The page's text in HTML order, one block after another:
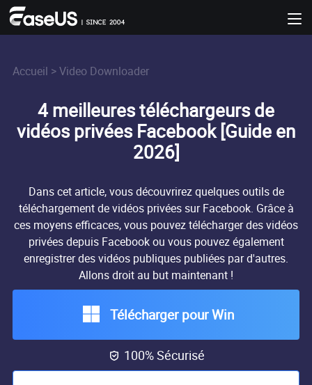
Accueil >Video Downloader
4 meilleures téléchargeurs de
vidéos privées Facebook [Guide en
2026]
Dans cet article, vous découvrirez quelques outils de
téléchargement de vidéos privées sur Facebook. Grâce à
ces moyens efficaces, vous pouvez télécharger des vidéos
privées depuis Facebook ou vous pouvez également
enregistrer des vidéos publiques publiées par d'autres.
Allons droit au but maintenant !
Télécharger pour Win
 100% Sécurisé